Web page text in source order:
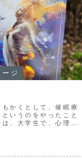
ジ
かくとして、催眠療
いうのをやったこと
、大学生で、心理学
本だった...